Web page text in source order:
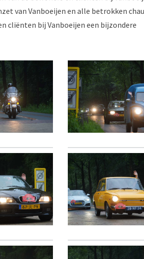
van Vanboeijen en alle betrokken
cliënten bij Vanboeijen een bijzondere